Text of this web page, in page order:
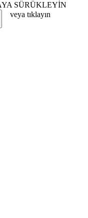
SÜRÜKLEYİN
veya tıklayın